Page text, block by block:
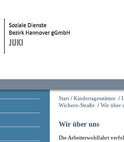
Start / Kindertagesstätten /
Wichern-Straße / Wir über
Wir über uns
Die Arbeiterwohlfahrt